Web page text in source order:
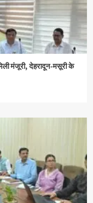
मंजूरी, देहरादून-मसूरी के